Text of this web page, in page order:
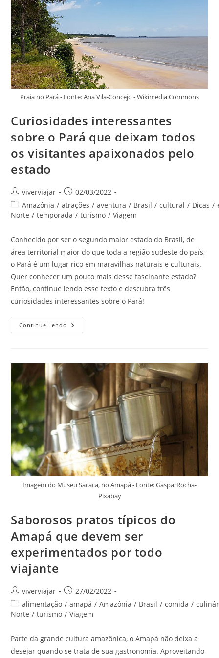
Praia no Pará - Fonte: Ana Vila-Concejo - Wikimedia Commons
Curiosidades interessantes
sobre o Pará que deixam todos
os visitantes apaixonados pelo
estado
Autor
do
post:
viverviajar
Post
publicado:
02/03/2022
Categoria
do
Amazônia / atrações / aventura / Brasil / cultural / Dicas /
Norte / temporada / turismo / Viagem
Conhecido por ser o segundo maior estado do Brasil, de
área territorial maior do que toda a região sudeste do país,
o Pará é um lugar rico em maravilhas naturais e culturais.
Quer conhecer um pouco mais desse fascinante estado?
Então, continue lendo esse texto e descubra três
curiosidades interessantes sobre o Pará!
Continue Lendo Curiosidades
Interessantes
Deixam
Todos
Visitantes
Apaixonados
Pelo
Estado
Imagem do Museu Sacaca, no Amapá - Fonte: GasparRocha-
Pixabay
Saborosos pratos típicos do
Amapá que devem ser
experimentados por todo
viajante
Autor
do
post:
viverviajar
Post
publicado:
27/02/2022
Categoria
do
alimentação / amapá / Amazônia / Brasil / comida /
Norte / turismo / Viagem
Parte da grande cultura amazônica, o Amapá não deixa a
desejar quando se trata de sua gastronomia. Aproveitando